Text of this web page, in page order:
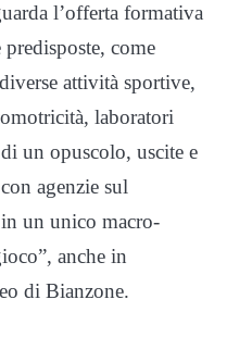
l’offerta formativa
come
attività sportive,
laboratori
un opuscolo, uscite e
agenzie sul
un unico macro-
anche in
di Bianzone.